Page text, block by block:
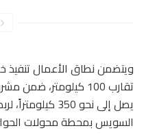
ويتضمن نطاق الأعمال
تقارب 100 كيلومتر،
يصل إلى نحو 350
السويس بمحطة محولات